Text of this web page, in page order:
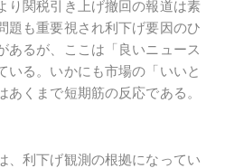
り関税引き上げ撤回の報道は素
題も重要視され利下げ要因のひ
あるが、ここは「良いニュース
いる。いかにも市場の「いいと
くまで短期筋の反応である。
、利下げ観測の根拠になってい